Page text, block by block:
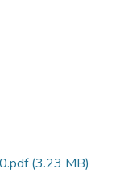
(3.23 MB)